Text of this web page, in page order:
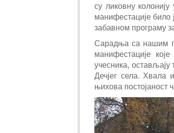
су ликовну
манифестације било
забавном програму
Сарадња са нашим
манифестације
учесника, остављају
Дечјег села.
њихова